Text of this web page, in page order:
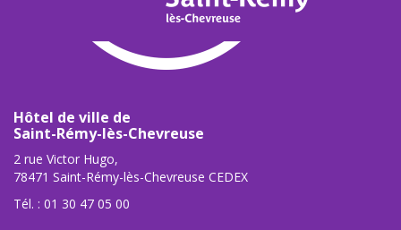
Hôtel de ville de
Saint-Rémy-lès-Chevreuse
2 rue Victor Hugo,
78471 Saint-Rémy-lès-Chevreuse CEDEX
Tél. : 01 30 47 05 00